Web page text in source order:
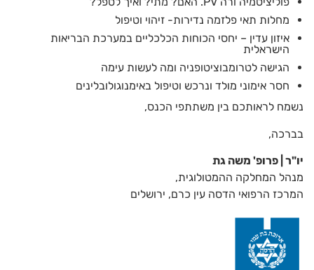
מחלות תאי פלזמה נדירות- זיהוי וטיפול
איזון עדין – יחסי הכוחות הכלכליים במערכת הבריאות
הישראלית
הגישה לטרומבוציטופניה ומה לעשות עימה
חסר אימוני מולד ונרכש וטיפול באימנוגולובלינים
נשמח לראותכם בין משתתפי הכנס,
בברכה,
יו"ר | פרופ' משה גת
מנהל המחלקה ההמטולוגית,
המרכז הרפואי הדסה עין כרם, ירושלים